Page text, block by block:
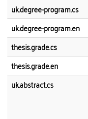
uk.degree-program.cs
uk.degree-program.en
thesis.grade.cs
thesis.grade.en
uk.abstract.cs